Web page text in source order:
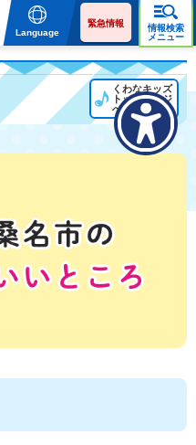
Language
緊急情報
情報検索
メニュー
くわなキッズ
トップページ
へ戻る
ろ